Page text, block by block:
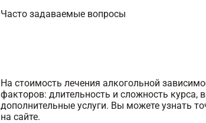
Часто задаваемые вопросы
На стоимость лечения алкогольной
факторов: длительность и сложность курса,
дополнительные услуги. Вы можете узнать
на сайте.